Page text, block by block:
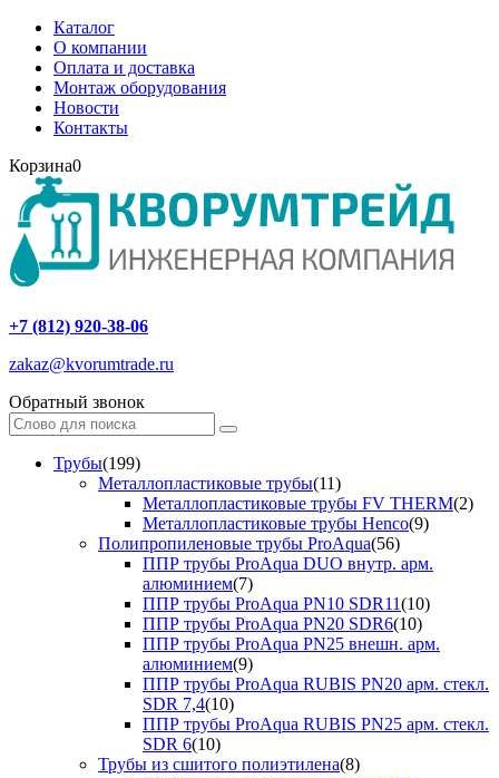
Каталог
О компании
Оплата и доставка
Монтаж оборудования
Новости
Контакты
Корзина0
+7 (812) 920-38-06
zakaz@kvorumtrade.ru
Обратный звонок
Трубы(199)
Металлопластиковые трубы(11)
Металлопластиковые трубы FV THERM(2)
Металлопластиковые трубы Henco(9)
Полипропиленовые трубы ProAqua(56)
ППР трубы ProAqua DUO внутр. арм.
алюминием(7)
ППР трубы ProAqua PN10 SDR11(10)
ППР трубы ProAqua PN20 SDR6(10)
ППР трубы ProAqua PN25 внешн. арм.
алюминием(9)
ППР трубы ProAqua RUBIS PN20 арм. стекл.
SDR 7,4(10)
ППР трубы ProAqua RUBIS PN25 арм. стекл.
SDR 6(10)
Трубы из сшитого полиэтилена(8)